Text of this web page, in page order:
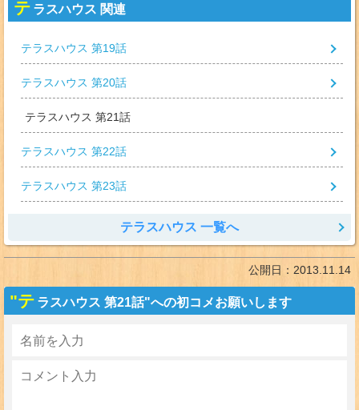
テ ラスハウス 関連
テラスハウス 第19話
テラスハウス 第20話
テラスハウス 第21話
テラスハウス 第22話
テラスハウス 第23話
テラスハウス 一覧へ
公開日： 2013.11.14
"テ ラスハウス 第21話"への初コメお願いします